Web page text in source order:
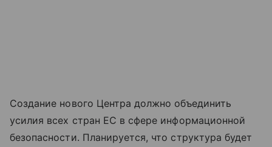
Создание нового Центра должно объединить
усилия всех стран ЕС в сфере информационной
безопасности. Планируется, что структура будет